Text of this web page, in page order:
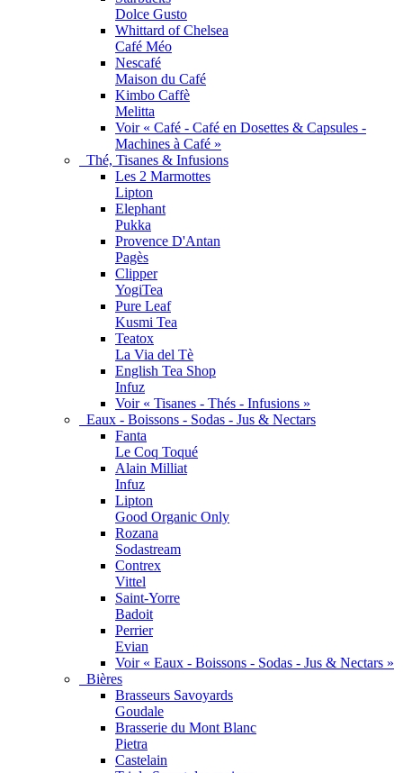
Dolce Gusto
Whittard of Chelsea
Café Méo
Nescafé
Maison du Café
Kimbo Caffè
Melitta
Voir « Café - Café en Dosettes & Capsules -
Machines à Café »
Thé, Tisanes & Infusions
Les 2 Marmottes
Lipton
Elephant
Pukka
Provence D'Antan
Pagès
Clipper
YogiTea
Pure Leaf
Kusmi Tea
Teatox
La Via del Tè
English Tea Shop
Infuz
Voir « Tisanes - Thés - Infusions »
Eaux - Boissons - Sodas - Jus & Nectars
Fanta
Le Coq Toqué
Alain Milliat
Infuz
Lipton
Good Organic Only
Rozana
Sodastream
Contrex
Vittel
Saint-Yorre
Badoit
Perrier
Evian
Voir « Eaux - Boissons - Sodas - Jus & Nectars »
Bières
Brasseurs Savoyards
Goudale
Brasserie du Mont Blanc
Pietra
Castelain